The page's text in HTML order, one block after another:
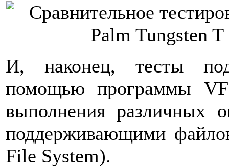
И, наконец, тесты
помощью программы
выполнения различных
поддерживающими
File System).